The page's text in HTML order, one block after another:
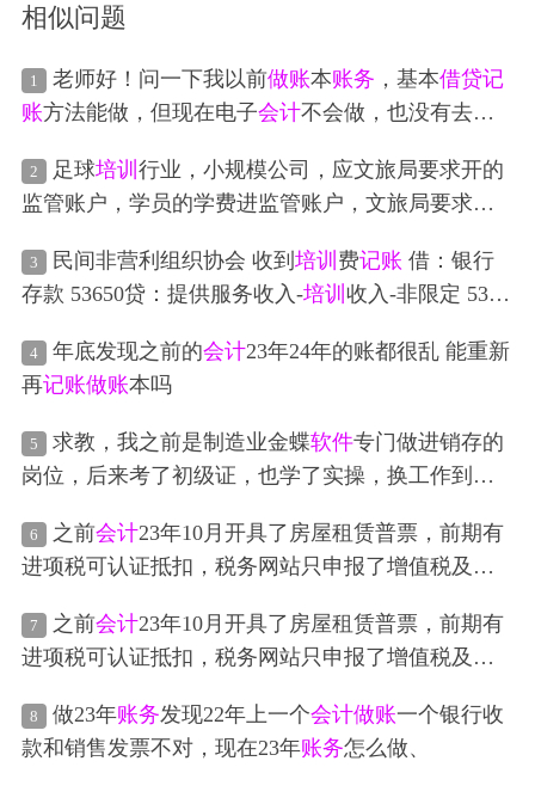
相似问题
1 老师好！问一下我以前做账本账务 ，基本借贷记
账方法能做，但现在电子会计不会做，也没有去参
件，做账方法和账本账有什么不同？
2 足球培训 行业，小规模公司，应文旅局要求开的
监管账户，学员的学费进监管账户，文旅局要求企
买课程，钱入了公司监管账户，后面提监管资金到
基本户需要经文旅局那边审批，目前公司刚起步，
没有学员，每个月只能找4个人去校外 培训 家长客户
端帮忙下单，钱是公司股东即法人转给购买人的，
后面监管资金提到基本户了，请问应该如何
成资金闭环，请写出每个步骤的借贷科目。
3 民间非营利组织协会 收到 培训 费记账 借：银行
存款 53650贷：提供服务收入-培训 收入-非限定 5365
怎么做账
4 年底发现之前的会计23年24年的账都很乱 能重新
再记账做账本吗
5 求教，我之前是制造业金蝶软件专门做进销存的
岗位，后来考了初级证，也学了实操，换工作到一
个公司不太正规，每天就是记个流水账，收入支
出，也不开票也不报税，太简单了，我觉得对以后
职业规划不太好，现在做了几个月了，基本上我都
会了，所以我现在想跳槽，想去一个稍微有点挑战
的岗位，在考虑是不是需要去
公司学一下外账
报税那些，毕竟实操学的考完证就忘了，我现在不
知道怎么办，长远来看，是做成本会计 ，还是总账
6 之前会计23年10月开具了房屋租赁普票，前期有
进项税可认证抵扣，税务网站只申报了增值税及随
营业收入等，对方也没有付款，年报也按报表申
报。现2024年9月发现此问题，开给对方的普票也拿
回，若将23年票红冲再重新开具， 账务该怎么处
理？10月税务该怎么申报？
7 之前会计23年10月开具了房屋租赁普票，前期有
进项税可认证抵扣，税务网站只申报了增值税及随
营业收入等，对方也没有付款，年报也按报表申
报。现2024年9月发现此问题，开给对方的普票也拿
8 做23年账务发现22年上一个会计做账一个银行收
款和销售发票不对，现在23年账务怎么做、